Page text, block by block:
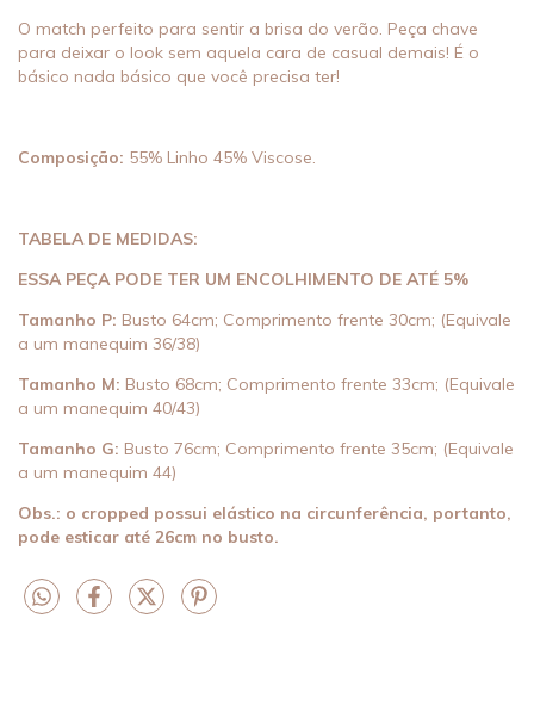
O match perfeito para sentir a brisa do verão. Peça chave
para deixar o look sem aquela cara de casual demais! É o
básico nada básico que você precisa ter!
Composição: 55% Linho 45% Viscose.
TABELA DE MEDIDAS:
ESSA PEÇA PODE TER UM ENCOLHIMENTO DE ATÉ 5%
Tamanho P: Busto 64cm; Comprimento frente 30cm; (Equivale
a um manequim 36/38)
Tamanho M: Busto 68cm; Comprimento frente 33cm; (Equivale
a um manequim 40/43)
Tamanho G: Busto 76cm; Comprimento frente 35cm; (Equivale
a um manequim 44)
Obs.: o cropped possui elástico na circunferência, portanto,
pode esticar até 26cm no busto.